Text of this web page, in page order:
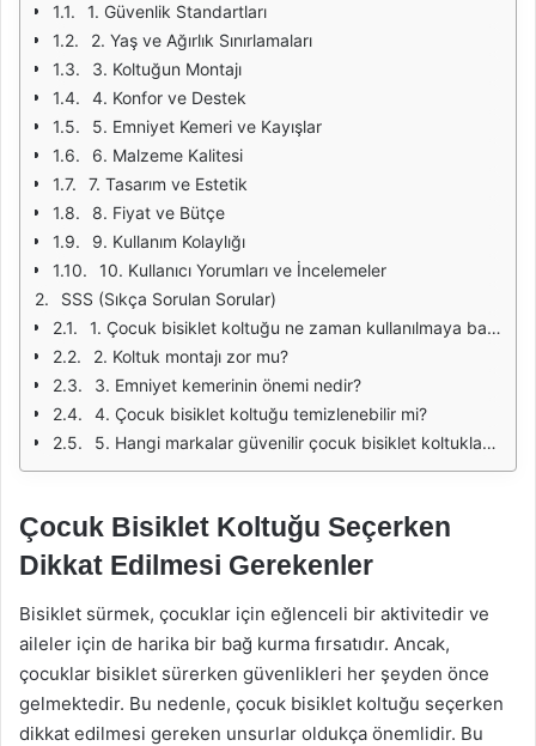
1. Güvenlik Standartları
2. Yaş ve Ağırlık Sınırlamaları
3. Koltuğun Montajı
4. Konfor ve Destek
5. Emniyet Kemeri ve Kayışlar
6. Malzeme Kalitesi
7. Tasarım ve Estetik
8. Fiyat ve Bütçe
9. Kullanım Kolaylığı
10. Kullanıcı Yorumları ve İncelemeler
SSS (Sıkça Sorulan Sorular)
1. Çocuk bisiklet koltuğu ne zaman kullanılmaya başlanabilir?
2. Koltuk montajı zor mu?
3. Emniyet kemerinin önemi nedir?
4. Çocuk bisiklet koltuğu temizlenebilir mi?
5. Hangi markalar güvenilir çocuk bisiklet koltukları üretmektedir?
Çocuk Bisiklet Koltuğu Seçerken
Dikkat Edilmesi Gerekenler
Bisiklet sürmek, çocuklar için eğlenceli bir aktivitedir ve
aileler için de harika bir bağ kurma fırsatıdır. Ancak,
çocuklar bisiklet sürerken güvenlikleri her şeyden önce
gelmektedir. Bu nedenle, çocuk bisiklet koltuğu seçerken
dikkat edilmesi gereken unsurlar oldukça önemlidir. Bu